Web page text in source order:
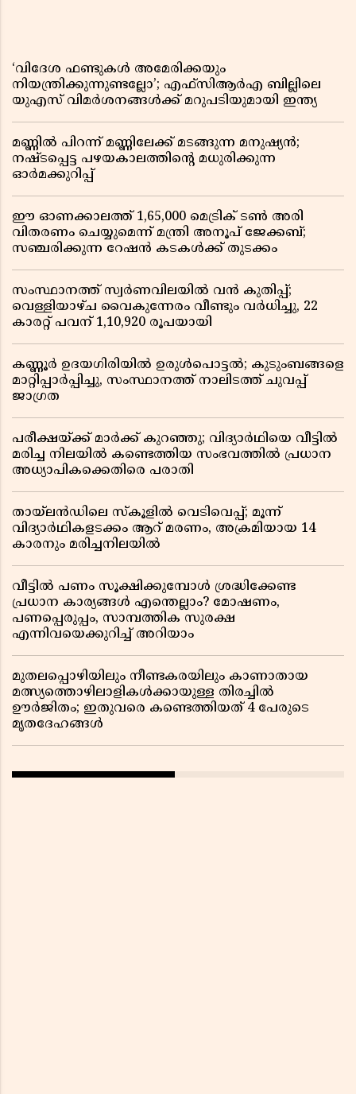
‘വിദേശ ഫണ്ടുകൾ അമേരിക്കയും
നിയന്ത്രിക്കുന്നുണ്ടല്ലോ’; എഫ്സിആർഎ ബില്ലിലെ
യുഎസ് വിമർശനങ്ങൾക്ക് മറുപടിയുമായി ഇന്ത്യ
മണ്ണിൽ പിറന്ന് മണ്ണിലേക്ക് മടങ്ങുന്ന മനുഷ്യൻ;
നഷ്ടപ്പെട്ട പഴയകാലത്തിൻ്റെ മധുരിക്കുന്ന
ഓർമക്കുറിപ്പ്
ഈ ഓണക്കാലത്ത് 1,65,000 മെട്രിക് ടൺ അരി
വിതരണം ചെയ്യുമെന്ന് മന്ത്രി അനൂപ് ജേക്കബ്;
സഞ്ചരിക്കുന്ന റേഷൻ കടകൾക്ക് തുടക്കം
സംസ്ഥാനത്ത് സ്വർണവിലയിൽ വൻ കുതിപ്പ്;
വെള്ളിയാഴ്ച വൈകുന്നേരം വീണ്ടും വർധിച്ചു, 22
കാരറ്റ് പവന് 1,10,920 രൂപയായി
കണ്ണൂർ ഉദയഗിരിയിൽ ഉരുൾപൊട്ടൽ; കുടുംബങ്ങളെ
മാറ്റിപ്പാർപ്പിച്ചു, സംസ്ഥാനത്ത് നാലിടത്ത് ചുവപ്പ്
ജാഗ്രത
പരീക്ഷയ്ക്ക് മാർക്ക് കുറഞ്ഞു; വിദ്യാർഥിയെ വീട്ടിൽ
മരിച്ച നിലയിൽ കണ്ടെത്തിയ സംഭവത്തിൽ പ്രധാന
അധ്യാപികക്കെതിരെ പരാതി
തായ്‌ലൻഡിലെ സ്‌കൂളിൽ വെടിവെപ്പ്; മൂന്ന്
വിദ്യാർഥികളടക്കം ആറ് മരണം, അക്രമിയായ 14
കാരനും മരിച്ചനിലയിൽ
വീട്ടിൽ പണം സൂക്ഷിക്കുമ്പോൾ ശ്രദ്ധിക്കേണ്ട
പ്രധാന കാര്യങ്ങൾ എന്തെല്ലാം? മോഷണം,
പണപ്പെരുപ്പം, സാമ്പത്തിക സുരക്ഷ
എന്നിവയെക്കുറിച്ച് അറിയാം
മുതലപ്പൊഴിയിലും നീണ്ടകരയിലും കാണാതായ
മത്സ്യത്തൊഴിലാളികൾക്കായുള്ള തിരച്ചിൽ
ഊർജിതം; ഇതുവരെ കണ്ടെത്തിയത് 4 പേരുടെ
മൃതദേഹങ്ങൾ